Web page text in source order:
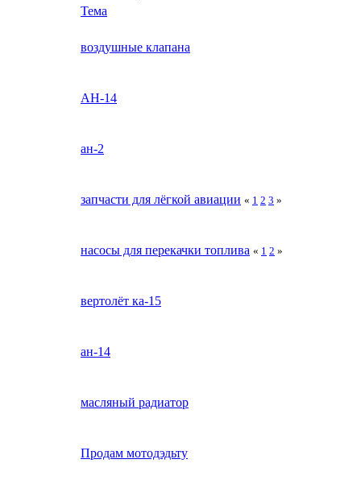
Тема
воздушные клапана
АН-14
ан-2
запчасти для лёгкой авиации « 1 2 3 »
насосы для перекачки топлива « 1 2 »
вертолёт ка-15
ан-14
масляный радиатор
Продам мотодэдьту